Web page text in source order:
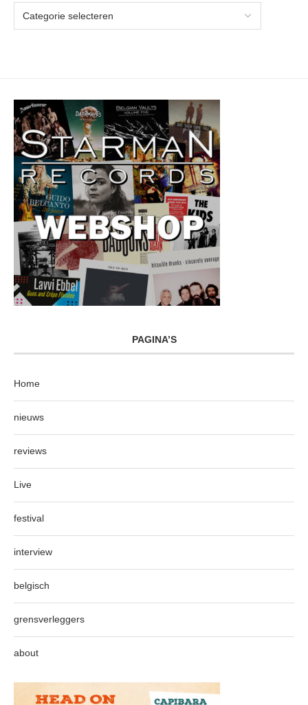
PAGINA’S
Home
nieuws
reviews
Live
festival
interview
belgisch
grensverleggers
about